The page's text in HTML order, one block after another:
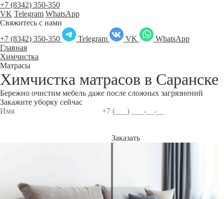
+7 (8342) 350-350
VK Telegram WhatsApp
Свяжитесь с нами
+7 (8342) 350-350
Telegram VK
WhatsApp
Главная
Химчистка
Матрасы
Химчистка матрасов в Саранске
Бережно очистим мебель даже после сложных загрязнений
Закажите уборку сейчас
Заказать